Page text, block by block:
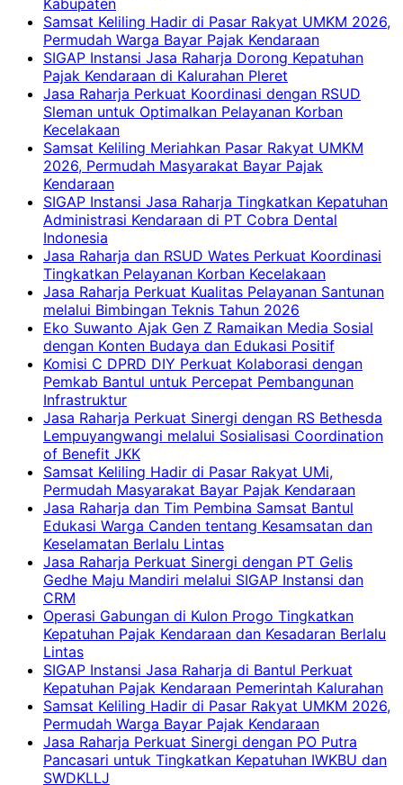
Samsat Keliling Hadir di Pasar Rakyat UMKM 2026,
Permudah Warga Bayar Pajak Kendaraan
SIGAP Instansi Jasa Raharja Dorong Kepatuhan
Pajak Kendaraan di Kalurahan Pleret
Jasa Raharja Perkuat Koordinasi dengan RSUD
Sleman untuk Optimalkan Pelayanan Korban
Kecelakaan
Samsat Keliling Meriahkan Pasar Rakyat UMKM
2026, Permudah Masyarakat Bayar Pajak
Kendaraan
SIGAP Instansi Jasa Raharja Tingkatkan Kepatuhan
Administrasi Kendaraan di PT Cobra Dental
Indonesia
Jasa Raharja dan RSUD Wates Perkuat Koordinasi
Tingkatkan Pelayanan Korban Kecelakaan
Jasa Raharja Perkuat Kualitas Pelayanan Santunan
melalui Bimbingan Teknis Tahun 2026
Eko Suwanto Ajak Gen Z Ramaikan Media Sosial
dengan Konten Budaya dan Edukasi Positif
Komisi C DPRD DIY Perkuat Kolaborasi dengan
Pemkab Bantul untuk Percepat Pembangunan
Infrastruktur
Jasa Raharja Perkuat Sinergi dengan RS Bethesda
Lempuyangwangi melalui Sosialisasi Coordination
of Benefit JKK
Samsat Keliling Hadir di Pasar Rakyat UMi,
Permudah Masyarakat Bayar Pajak Kendaraan
Jasa Raharja dan Tim Pembina Samsat Bantul
Edukasi Warga Canden tentang Kesamsatan dan
Keselamatan Berlalu Lintas
Jasa Raharja Perkuat Sinergi dengan PT Gelis
Gedhe Maju Mandiri melalui SIGAP Instansi dan
CRM
Operasi Gabungan di Kulon Progo Tingkatkan
Kepatuhan Pajak Kendaraan dan Kesadaran Berlalu
Lintas
SIGAP Instansi Jasa Raharja di Bantul Perkuat
Kepatuhan Pajak Kendaraan Pemerintah Kalurahan
Samsat Keliling Hadir di Pasar Rakyat UMKM 2026,
Permudah Warga Bayar Pajak Kendaraan
Jasa Raharja Perkuat Sinergi dengan PO Putra
Pancasari untuk Tingkatkan Kepatuhan IWKBU dan
SWDKLLJ